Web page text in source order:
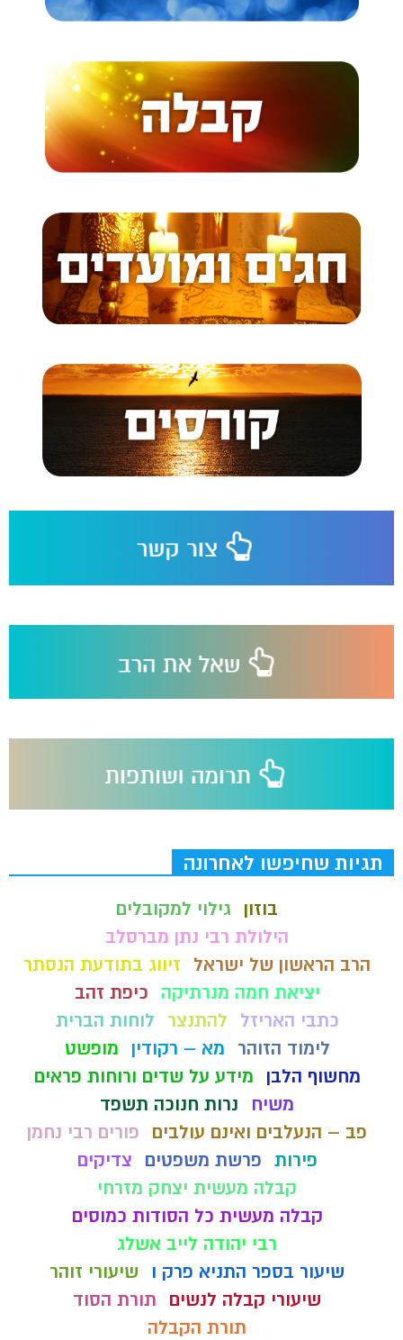
תגיות שחיפשו לאחרונה
בוזון גילוי למקובלים
הילולת רבי נתן מברסלב
הרב הראשון של ישראל
זיווג בתודעת הנסתר
יציאת חמה מנרתיקה
כיפת זהב
כתבי האריזל
להתנצר
לוחות הברית
לימוד הזוהר
מא – רקודין
מופשט
מחשוף הלבן
מידע על שדים ורוחות פראים
משיח
נרות חנוכה תשפד
פב – הנעלבים ואינם עולבים
פורים רבי נחמן
פירות פרשת משפטים
צדיקים
קבלה מעשית יצחק מזרחי
קבלה מעשית כל הסודות כמוסים
רבי יהודה לייב אשלג
שיעור בספר התניא פרק ו
שיעורי זוהר
שיעורי קבלה לנשים
תורת הסוד
תורת הקבלה